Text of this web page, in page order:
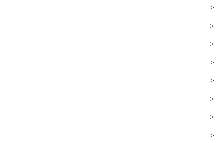
>
>
>
>
>
>
>
>